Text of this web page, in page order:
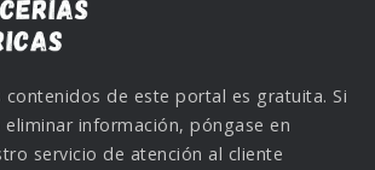
contenidos de este portal es gratuita. Si
información, póngase en
servicio de atención al cliente